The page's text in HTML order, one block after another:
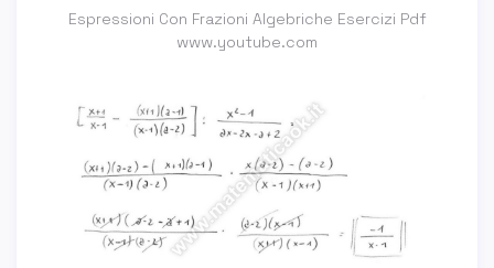
Espressioni Con Frazioni Algebriche Esercizi Pdf
www.youtube.com